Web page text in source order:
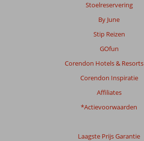
Stoelreservering
By June
Stip Reizen
GOfun
Corendon Hotels & Resorts
Corendon Inspiratie
Affiliates
*Actievoorwaarden
Laagste Prijs Garantie